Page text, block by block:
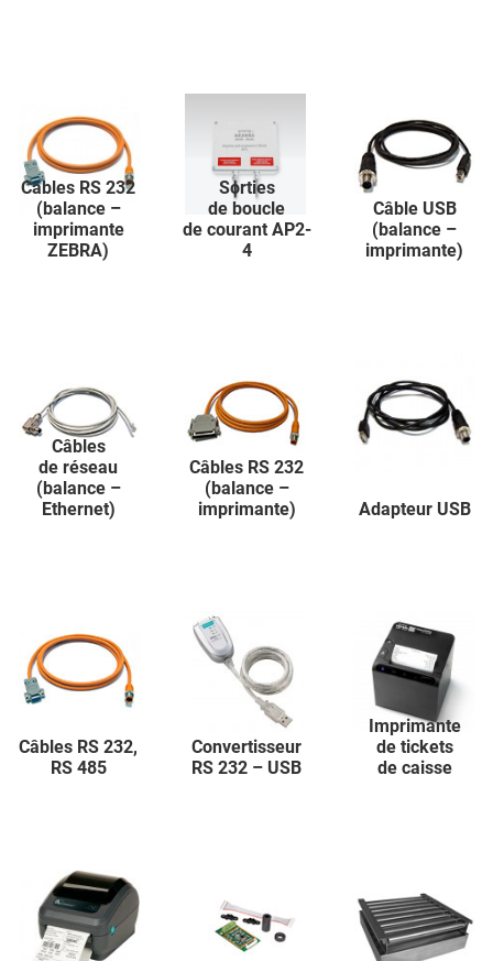
Câbles RS 232
(balance –
imprimante
ZEBRA)
Sorties
de boucle
de courant AP2-
4
Câble USB
(balance –
imprimante)
Câbles
de réseau
(balance –
Ethernet)
Câbles RS 232
(balance –
imprimante)
Adapteur USB
Câbles RS 232,
RS 485
Convertisseur
RS 232 – USB
Imprimante
de tickets
de caisse